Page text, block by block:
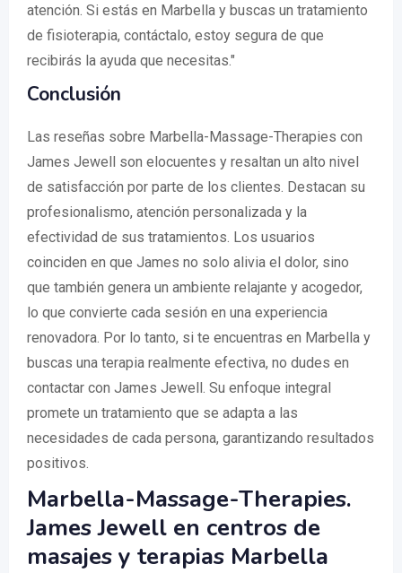
atención. Si estás en Marbella y buscas un tratamiento
de fisioterapia, contáctalo, estoy segura de que
recibirás la ayuda que necesitas."
Conclusión
Las reseñas sobre Marbella-Massage-Therapies con
James Jewell son elocuentes y resaltan un alto nivel
de satisfacción por parte de los clientes. Destacan su
profesionalismo, atención personalizada y la
efectividad de sus tratamientos. Los usuarios
coinciden en que James no solo alivia el dolor, sino
que también genera un ambiente relajante y acogedor,
lo que convierte cada sesión en una experiencia
renovadora. Por lo tanto, si te encuentras en Marbella y
buscas una terapia realmente efectiva, no dudes en
contactar con James Jewell. Su enfoque integral
promete un tratamiento que se adapta a las
necesidades de cada persona, garantizando resultados
positivos.
Marbella-Massage-Therapies.
James Jewell en centros de
masajes y terapias Marbella